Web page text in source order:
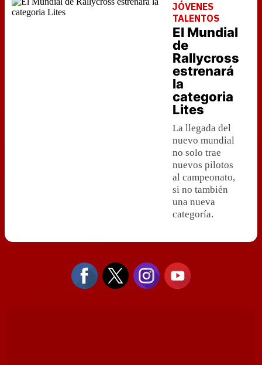
JÓVENES
TALENTOS
El Mundial
de
Rallycross
estrenará
la
categoria
Lites
La llegada del
nuevo mundial
no solo trae
nuevos pilotos
al campeonato,
si no también
una nueva
categoría.